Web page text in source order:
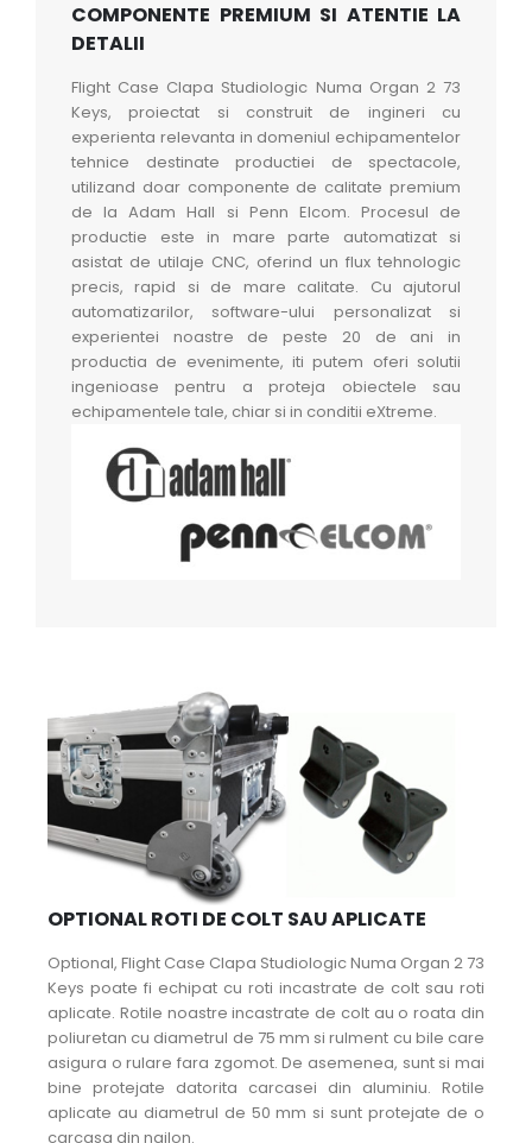
COMPONENTE PREMIUM SI ATENTIE LA
DETALII
Flight Case Clapa Studiologic Numa Organ 2 73
Keys, proiectat si construit de ingineri cu
experienta relevanta in domeniul echipamentelor
tehnice destinate productiei de spectacole,
utilizand doar componente de calitate premium
de la Adam Hall si Penn Elcom. Procesul de
productie este in mare parte automatizat si
asistat de utilaje CNC, oferind un flux tehnologic
precis, rapid si de mare calitate. Cu ajutorul
automatizarilor, software-ului personalizat si
experientei noastre de peste 20 de ani in
productia de evenimente, iti putem oferi solutii
ingenioase pentru a proteja obiectele sau
echipamentele tale, chiar si in conditii eXtreme.
OPTIONAL ROTI DE COLT SAU APLICATE
Optional, Flight Case Clapa Studiologic Numa Organ 2 73
Keys poate fi echipat cu roti incastrate de colt sau roti
aplicate. Rotile noastre incastrate de colt au o roata din
poliuretan cu diametrul de 75 mm si rulment cu bile care
asigura o rulare fara zgomot. De asemenea, sunt si mai
bine protejate datorita carcasei din aluminiu. Rotile
aplicate au diametrul de 50 mm si sunt protejate de o
carcasa din nailon.